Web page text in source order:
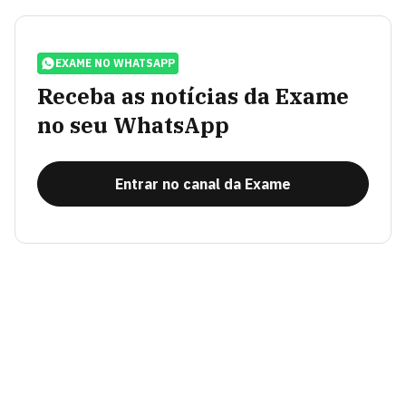
EXAME NO WHATSAPP
Receba as notícias da Exame
no seu WhatsApp
Entrar no canal da Exame